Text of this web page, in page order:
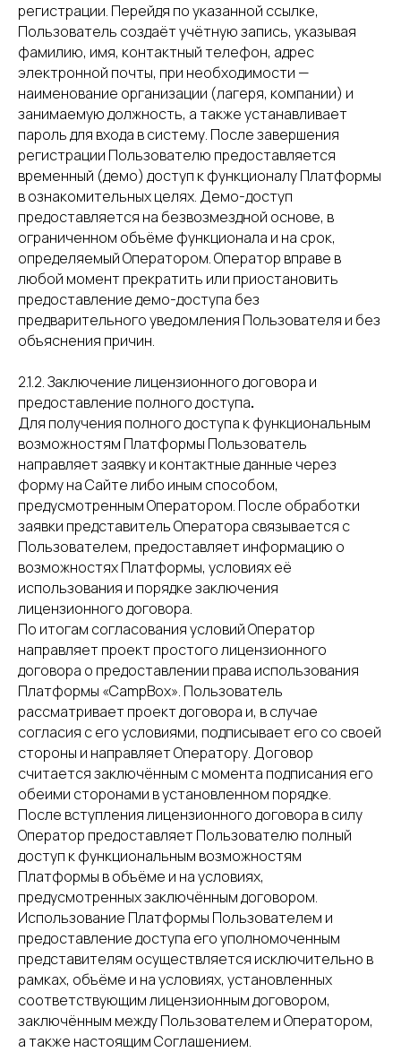
регистрации. Перейдя по указанной ссылке,
Пользователь создаёт учётную запись, указывая
фамилию, имя, контактный телефон, адрес
электронной почты, при необходимости —
наименование организации (лагеря, компании) и
занимаемую должность, а также устанавливает
пароль для входа в систему. После завершения
регистрации Пользователю предоставляется
временный (демо) доступ к функционалу Платформы
в ознакомительных целях. Демо-доступ
предоставляется на безвозмездной основе, в
ограниченном объёме функционала и на срок,
определяемый Оператором. Оператор вправе в
любой момент прекратить или приостановить
предоставление демо-доступа без
предварительного уведомления Пользователя и без
объяснения причин.
2.1.2. Заключение лицензионного договора и
предоставление полного доступа.
Для получения полного доступа к функциональным
возможностям Платформы Пользователь
направляет заявку и контактные данные через
форму на Сайте либо иным способом,
предусмотренным Оператором. После обработки
заявки представитель Оператора связывается с
Пользователем, предоставляет информацию о
возможностях Платформы, условиях её
использования и порядке заключения
лицензионного договора.
По итогам согласования условий Оператор
направляет проект простого лицензионного
договора о предоставлении права использования
Платформы «CampBox». Пользователь
рассматривает проект договора и, в случае
согласия с его условиями, подписывает его со своей
стороны и направляет Оператору. Договор
считается заключённым с момента подписания его
обеими сторонами в установленном порядке.
После вступления лицензионного договора в силу
Оператор предоставляет Пользователю полный
доступ к функциональным возможностям
Платформы в объёме и на условиях,
предусмотренных заключённым договором.
Использование Платформы Пользователем и
предоставление доступа его уполномоченным
представителям осуществляется исключительно в
рамках, объёме и на условиях, установленных
соответствующим лицензионным договором,
заключённым между Пользователем и Оператором,
а также настоящим Соглашением.